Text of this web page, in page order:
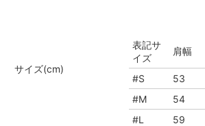
サイズ(cm)
表記サ
イズ
肩幅
#S
53
#M
54
#L
59